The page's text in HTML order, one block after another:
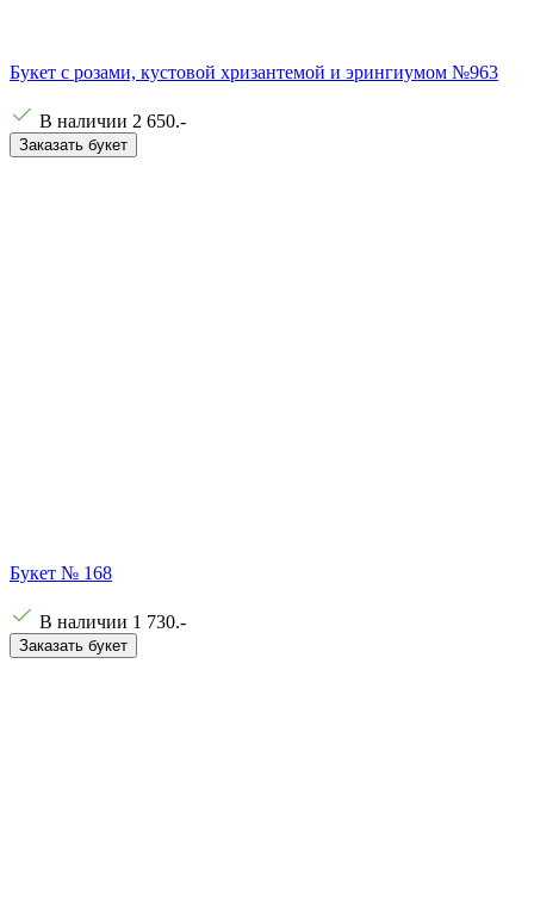
Букет с розами, кустовой хризантемой и эрингиумом №963
В наличии 2 650.-
Заказать букет
Букет № 168
В наличии 1 730.-
Заказать букет